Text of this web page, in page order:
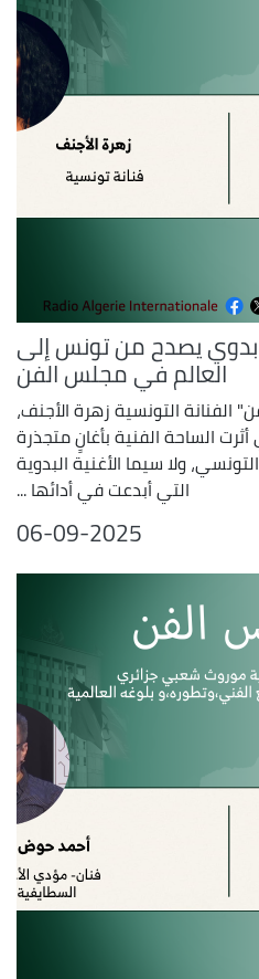
يصدح من تونس إلى
العالم في مجلس الفن
التونسية زهرة الأجنف،
الساحة الفنية بأغانٍ متجذرة
ولا سيما الأغنية البدوية
التي أبدعت في أدائها ...
06-09-2025